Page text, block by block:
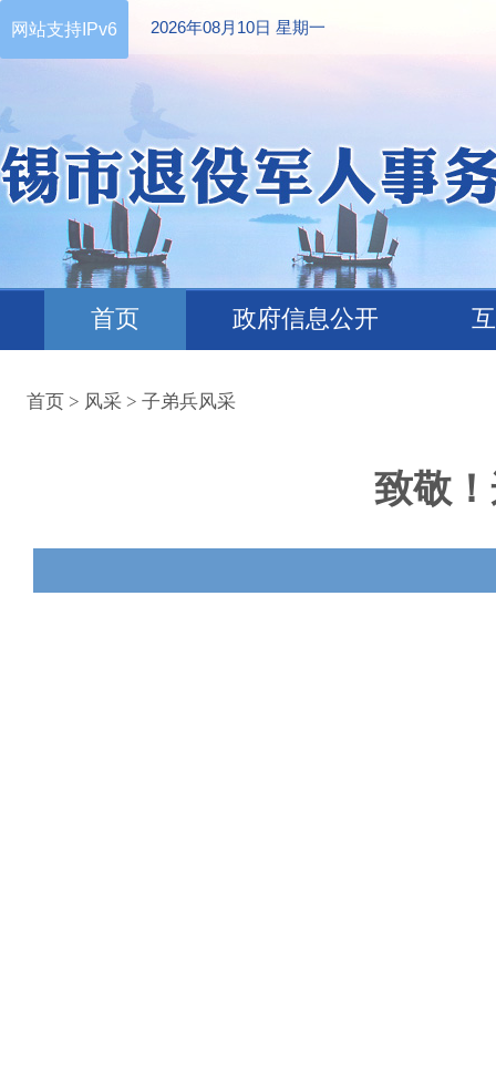
网站支持IPv6 2026年08月10日 星期一
首页 政府信息公开
首页 > 风采 > 子弟兵风采
致敬